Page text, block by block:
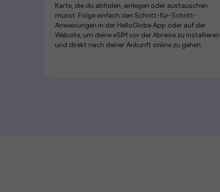
Karte, die du abholen, einlegen oder austauschen
musst. Folge einfach den Schritt-für-Schritt-
Anweisungen in der HelloGlobe App oder auf der
Website, um deine eSIM vor der Abreise zu installieren
und direkt nach deiner Ankunft online zu gehen.